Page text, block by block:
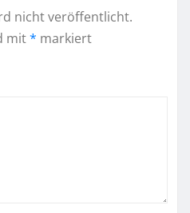
nicht veröffentlicht.
mit* markiert